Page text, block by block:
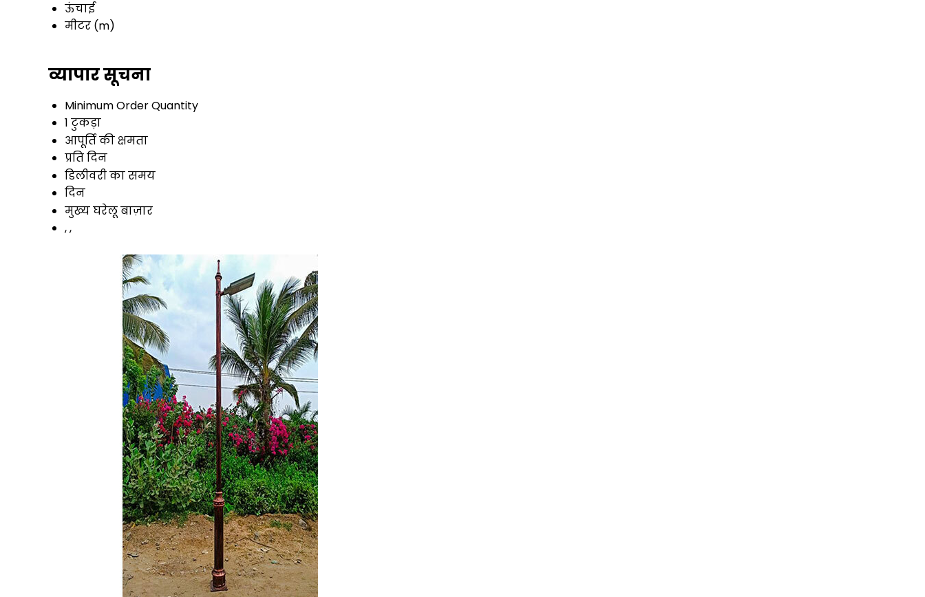
ऊंचाई
मीटर (m)
व्यापार सूचना
Minimum Order Quantity
1 टुकड़ा
आपूर्ति की क्षमता
प्रति दिन
डिलीवरी का समय
दिन
मुख्य घरेलू बाज़ार
, ,